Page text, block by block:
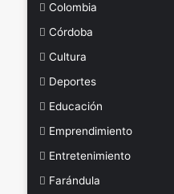
Colombia
Córdoba
Cultura
Deportes
Educación
Emprendimiento
Entretenimiento
Farándula